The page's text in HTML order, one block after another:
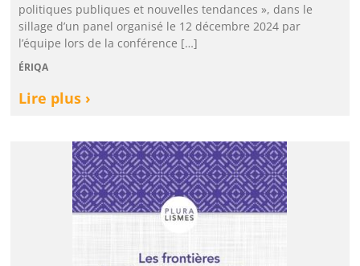
politiques publiques et nouvelles tendances », dans le
sillage d’un panel organisé le 12 décembre 2024 par
l’équipe lors de la conférence […]
ÉRIQA
Lire plus ›